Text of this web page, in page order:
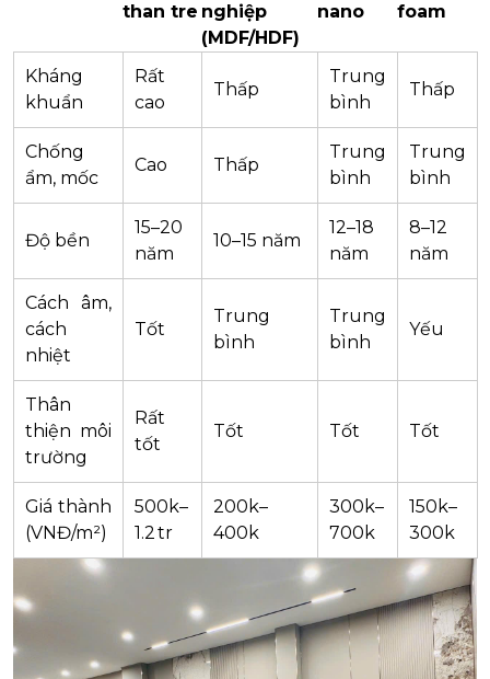
than tre nghiệp
(MDF/HDF)
nano foam
Kháng
khuẩn
Rất
cao
Thấp
Trung
bình
Thấp
Chống
ẩm, mốc
Cao Thấp
Trung
bình
Trung
bình
Độ bền
15–20
năm
10–15 năm
12–18
năm
8–12
năm
Cách âm,
cách
nhiệt
Tốt
Trung
bình
Trung
bình
Yếu
Thân
thiện môi
trường
Rất
tốt
Tốt Tốt Tốt
Giá thành
(VNĐ/m²)
500k–
1.2 tr
200k–
400k
300k–
700k
150k–
300k